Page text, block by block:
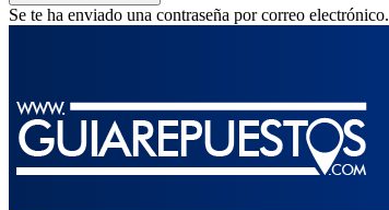
Se te ha enviado una contraseña por correo electrónico.